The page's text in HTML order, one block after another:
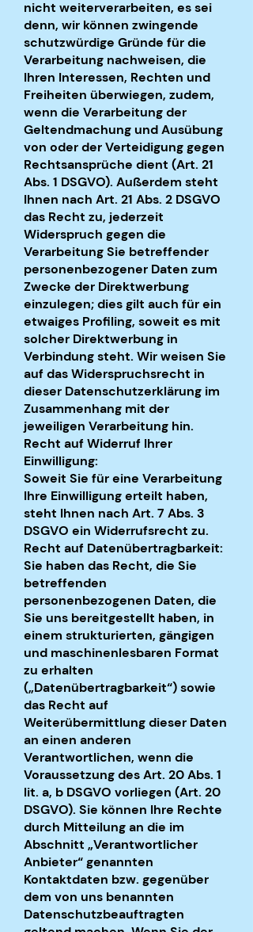
nicht weiterverarbeiten, es sei
denn, wir können zwingende
schutzwürdige Gründe für die
Verarbeitung nachweisen, die
Ihren Interessen, Rechten und
Freiheiten überwiegen, zudem,
wenn die Verarbeitung der
Geltendmachung und Ausübung
von oder der Verteidigung gegen
Rechtsansprüche dient (Art. 21
Abs. 1 DSGVO). Außerdem steht
Ihnen nach Art. 21 Abs. 2 DSGVO
das Recht zu, jederzeit
Widerspruch gegen die
Verarbeitung Sie betreffender
personenbezogener Daten zum
Zwecke der Direktwerbung
einzulegen; dies gilt auch für ein
etwaiges Profiling, soweit es mit
solcher Direktwerbung in
Verbindung steht. Wir weisen Sie
auf das Widerspruchsrecht in
dieser Datenschutzerklärung im
Zusammenhang mit der
jeweiligen Verarbeitung hin.
Recht auf Widerruf Ihrer
Einwilligung:
Soweit Sie für eine Verarbeitung
Ihre Einwilligung erteilt haben,
steht Ihnen nach Art. 7 Abs. 3
DSGVO ein Widerrufsrecht zu.
Recht auf Datenübertragbarkeit:
Sie haben das Recht, die Sie
betreffenden
personenbezogenen Daten, die
Sie uns bereitgestellt haben, in
einem strukturierten, gängigen
und maschinenlesbaren Format
zu erhalten
(„Datenübertragbarkeit“) sowie
das Recht auf
Weiterübermittlung dieser Daten
an einen anderen
Verantwortlichen, wenn die
Voraussetzung des Art. 20 Abs. 1
lit. a, b DSGVO vorliegen (Art. 20
DSGVO). Sie können Ihre Rechte
durch Mitteilung an die im
Abschnitt „Verantwortlicher
Anbieter“ genannten
Kontaktdaten bzw. gegenüber
dem von uns benannten
Datenschutzbeauftragten